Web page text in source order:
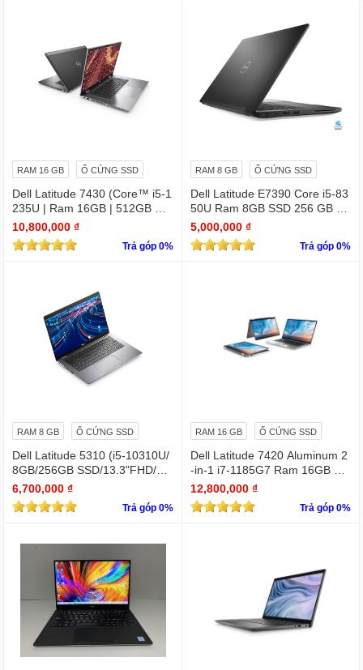
RAM 16 GB Ổ CỨNG SSD
Dell Latitude 7430 (Core™ i5-1
235U | Ram 16GB | 512GB SS
D | 14.0inch FHD)
10,800,000 ₫
Trả góp 0%
RAM 8 GB Ổ CỨNG SSD
Dell Latitude E7390 Core i5-83
50U Ram 8GB SSD 256 GB 1
3.3 " Full HD (1920 x 1080)
5,000,000 ₫
Trả góp 0%
RAM 8 GB Ổ CỨNG SSD
Dell Latitude 5310 (i5-10310U/
8GB/256GB SSD/13.3"FHD/Wi
n11Pro)
6,700,000 ₫
Trả góp 0%
RAM 16 GB Ổ CỨNG SSD
Dell Latitude 7420 Aluminum 2
-in-1 i7-1185G7 Ram 16GB Ful
l HD TOUCH x360
12,800,000 ₫
Trả góp 0%